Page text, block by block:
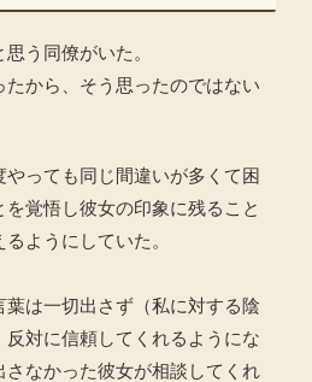
う同僚がいた。
から、そう思ったのではない
っても同じ間違いが多くて困
覚悟し彼女の印象に残ること
ようにしていた。
は一切出さず（私に対する陰
対に信頼してくれるようにな
さなかった彼女が相談してくれ